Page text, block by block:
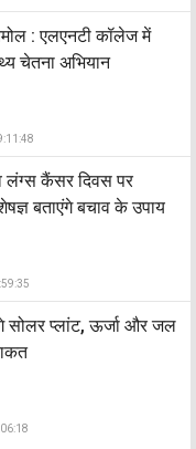
: एलएनटी कॉलेज में
चेतना अभियान
लंग्स कैंसर दिवस पर
बताएंगे बचाव के उपाय
सोलर प्लांट, ऊर्जा और जल